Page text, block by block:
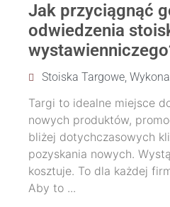
Jak przyciągnąć
odwiedzenia
Stoiska Targowe,
Targi to idealne miejsce
nowych produktów,
bliżej dotychczasowych
pozyskania nowych.
kosztuje. To dla każdej
Aby to ...